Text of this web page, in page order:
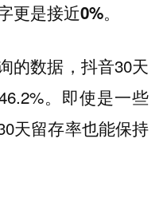
更是接近0%。
的数据，抖音30天
。即使是一些
天留存率也能保持